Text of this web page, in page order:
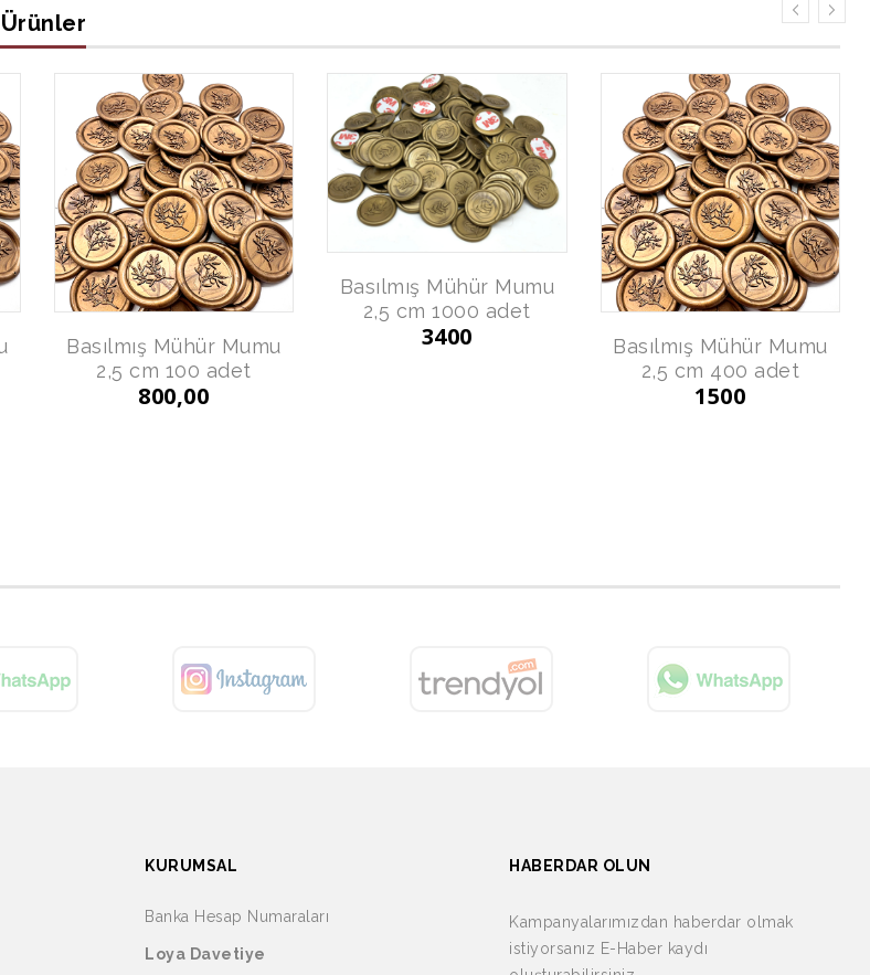
Basılmış Mühür Mumu
2,5 cm 100 adet
800,00
Basılmış Mühür Mumu
2,5 cm 1000 adet
3400
Basılmış Mühür Mumu
2,5 cm 400 adet
1500
KURUMSAL
Banka Hesap Numaraları
Loya Davetiye
HABERDAR OLUN
Kampanyalarımızdan haberdar olmak
istiyorsanız E-Haber kaydı